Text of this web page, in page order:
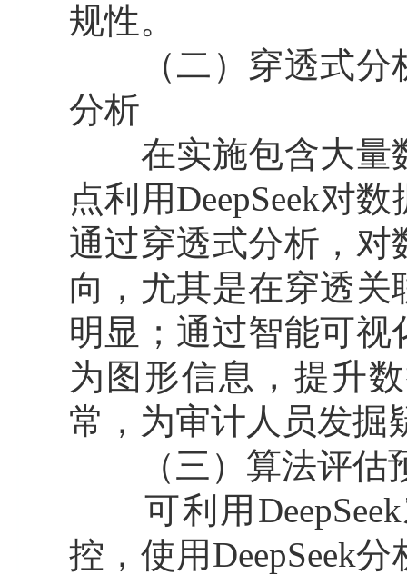
规性。
（二）穿透式分
分析
在实施包含大量
点利用DeepSeek对
通过穿透式分析，
向，尤其是在穿透
明显；通过智能可
为图形信息，提升
常，为审计人员发掘
（三）算法评估预
可利用DeepSeek
控，使用DeepSeek